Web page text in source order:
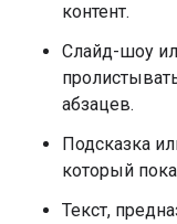
контент.
Слайд-шоу
абзацев.
Подсказка
который
Текст,